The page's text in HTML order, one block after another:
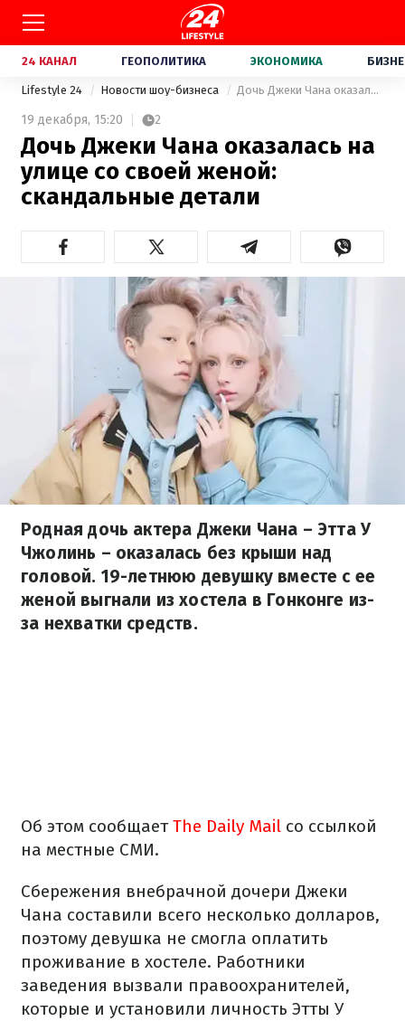
24 КАНАЛ ГЕОПОЛИТИКА ЭКОНОМИКА
Lifestyle 24 Новости шоу-бизнеса Дочь Джеки Чана оказалась на улице со своей женой: скандальные детали
19 декабря, 15:20 2
Дочь Джеки Чана оказалась на
улице со своей женой:
скандальные детали
Родная дочь актера Джеки Чана – Этта У
Чжолинь – оказалась без крыши над
головой. 19-летнюю девушку вместе с ее
женой выгнали из хостела в Гонконге из-
за нехватки средств.
Об этом сообщаетThe Daily Mail со ссылкой
на местные СМИ.
Сбережения внебрачной дочери Джеки
Чана составили всего несколько долларов,
поэтому девушка не смогла оплатить
проживание в хостеле. Работники
заведения вызвали правоохранителей,
которые и установили личность Этты У